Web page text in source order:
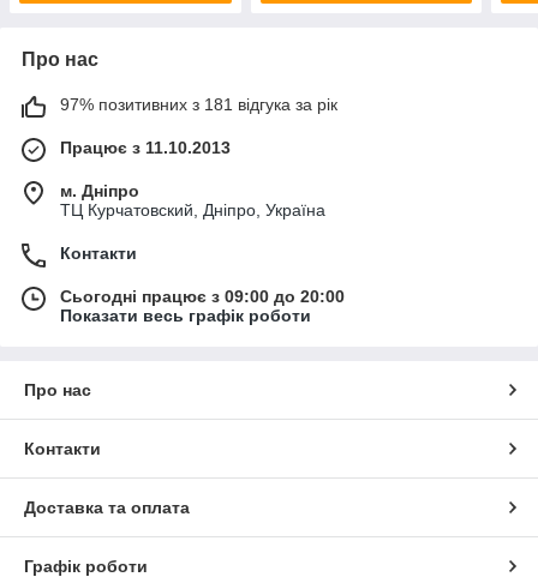
Про нас
97% позитивних з 181 відгука за рік
Працює з 11.10.2013
м. Дніпро
ТЦ Курчатовский, Дніпро, Україна
Контакти
Сьогодні працює з 09:00 до 20:00
Показати весь графік роботи
Про нас
Контакти
Доставка та оплата
Графік роботи